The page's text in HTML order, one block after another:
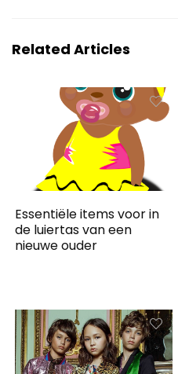
Related Articles
Essentiële items voor in
de luiertas van een
nieuwe ouder